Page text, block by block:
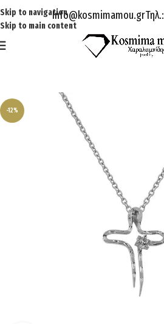
Skip to navigation
Skip to main content
Info@kosmimamou.grΤηλ.:
-12%